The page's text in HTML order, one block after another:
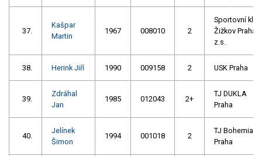
37.
Kašpar
Martin
1967 008010 2
Sportovní klub
Žižkov Praha
z.s.
38. Herink Jiří 1990 009158 2 USK Praha
39.
Zdráhal
Jan
1985 012043 2+
TJ DUKLA
Praha
40.
Jelínek
Šimon
1994 001018 2
TJ Bohemians
Praha